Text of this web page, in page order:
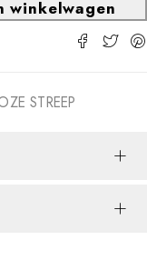
winkelwagen
STREEP